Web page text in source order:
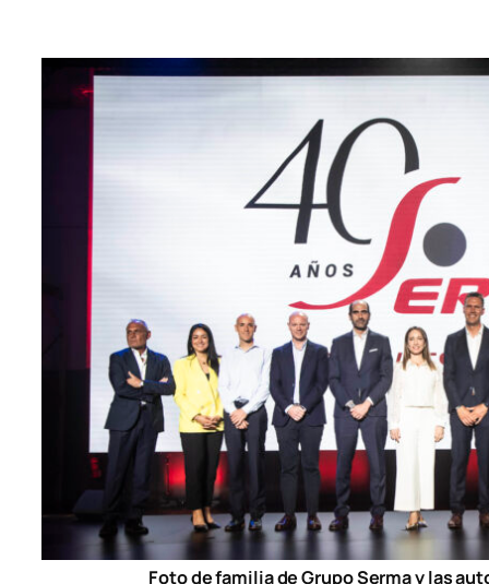
Foto de familia de Grupo Serma y las